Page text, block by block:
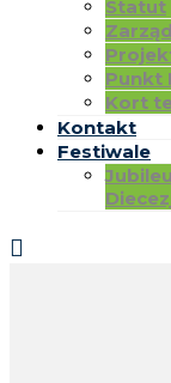
Statut
Zarząd
Punkt
Kort
Kontakt
Festiwale